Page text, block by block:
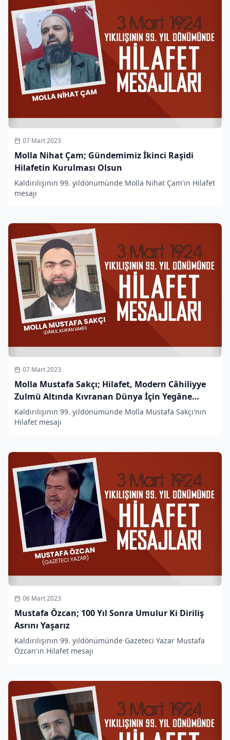
07 Mart 2023
Molla Nihat Çam; Gündemimiz İkinci Raşidi
Hilafetin Kurulması Olsun
Kaldırılışının 99. yıldönümünde Molla Nihat Çam'ın Hilafet
mesajı
07 Mart 2023
Molla Mustafa Sakçı; Hilafet, Modern Câhiliyye
Zulmü Altında Kıvranan Dünya İçin Yegâne
Kurtuluş Yoludur
Kaldırılışının 99. yıldönümünde Molla Mustafa Sakçı'nın
Hilafet mesajı
06 Mart 2023
Mustafa Özcan; 100 Yıl Sonra Umulur Ki Diriliş
Asrını Yaşarız
Kaldırılışının 99. yıldönümünde Gazeteci Yazar Mustafa
Özcan'ın Hilafet mesajı